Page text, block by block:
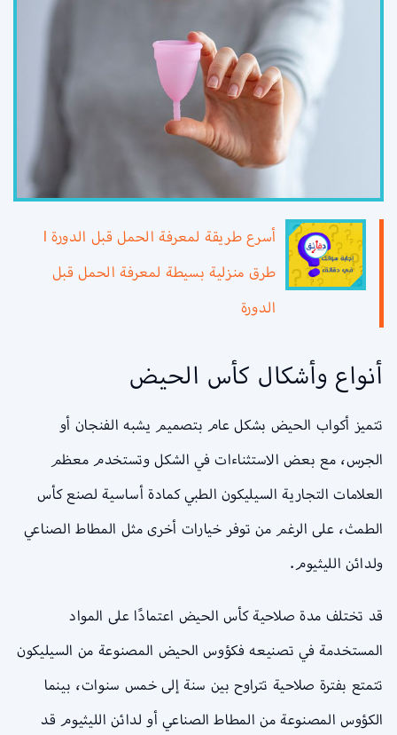
أسرع طريقة لمعرفة الحمل قبل الدورة l
طرق منزلية بسيطة لمعرفة الحمل قبل
الدورة
أنواع وأشكال كأس الحيض
تتميز أكواب الحيض بشكل عام بتصميم يشبه الفنجان أو
الجرس، مع بعض الاستثناءات في الشكل وتستخدم معظم
العلامات التجارية السيليكون الطبي كمادة أساسية لصنع كأس
الطمث، على الرغم من توفر خيارات أخرى مثل المطاط الصناعي
ولدائن الليثيوم.
قد تختلف مدة صلاحية كأس الحيض اعتمادًا على المواد
المستخدمة في تصنيعه فكؤوس الحيض المصنوعة من السيليكون
تتمتع بفترة صلاحية تتراوح بين سنة إلى خمس سنوات، بينما
الكؤوس المصنوعة من المطاط الصناعي أو لدائن الليثيوم قد